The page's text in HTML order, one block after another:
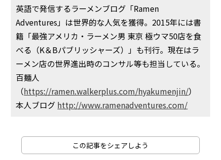
英語で発信するラーメンブログ「Ramen
Adventures」は世界的な人気を獲得。2015年には書
籍「最強アメリカ・ラーメン男 東京 極ウマ50店を食
べる（K＆Bパブリッシャーズ）」も刊行。現在はラ
ーメン店の世界進出時のコンサル等も担当している。
百麺人
（https://ramen.walkerplus.com/hyakumenjin/）
本人ブログ http://www.ramenadventures.com/
この記事をシェアしよう